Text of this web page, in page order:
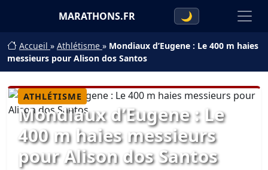
MARATHONS.FR 🌙
Accueil » Athlétisme » Mondiaux d’Eugene : Le 400 m haies
messieurs pour Alison dos Santos
ATHLÉTISME
Mondiaux d’Eugene : Le
400 m haies messieurs
pour Alison dos Santos